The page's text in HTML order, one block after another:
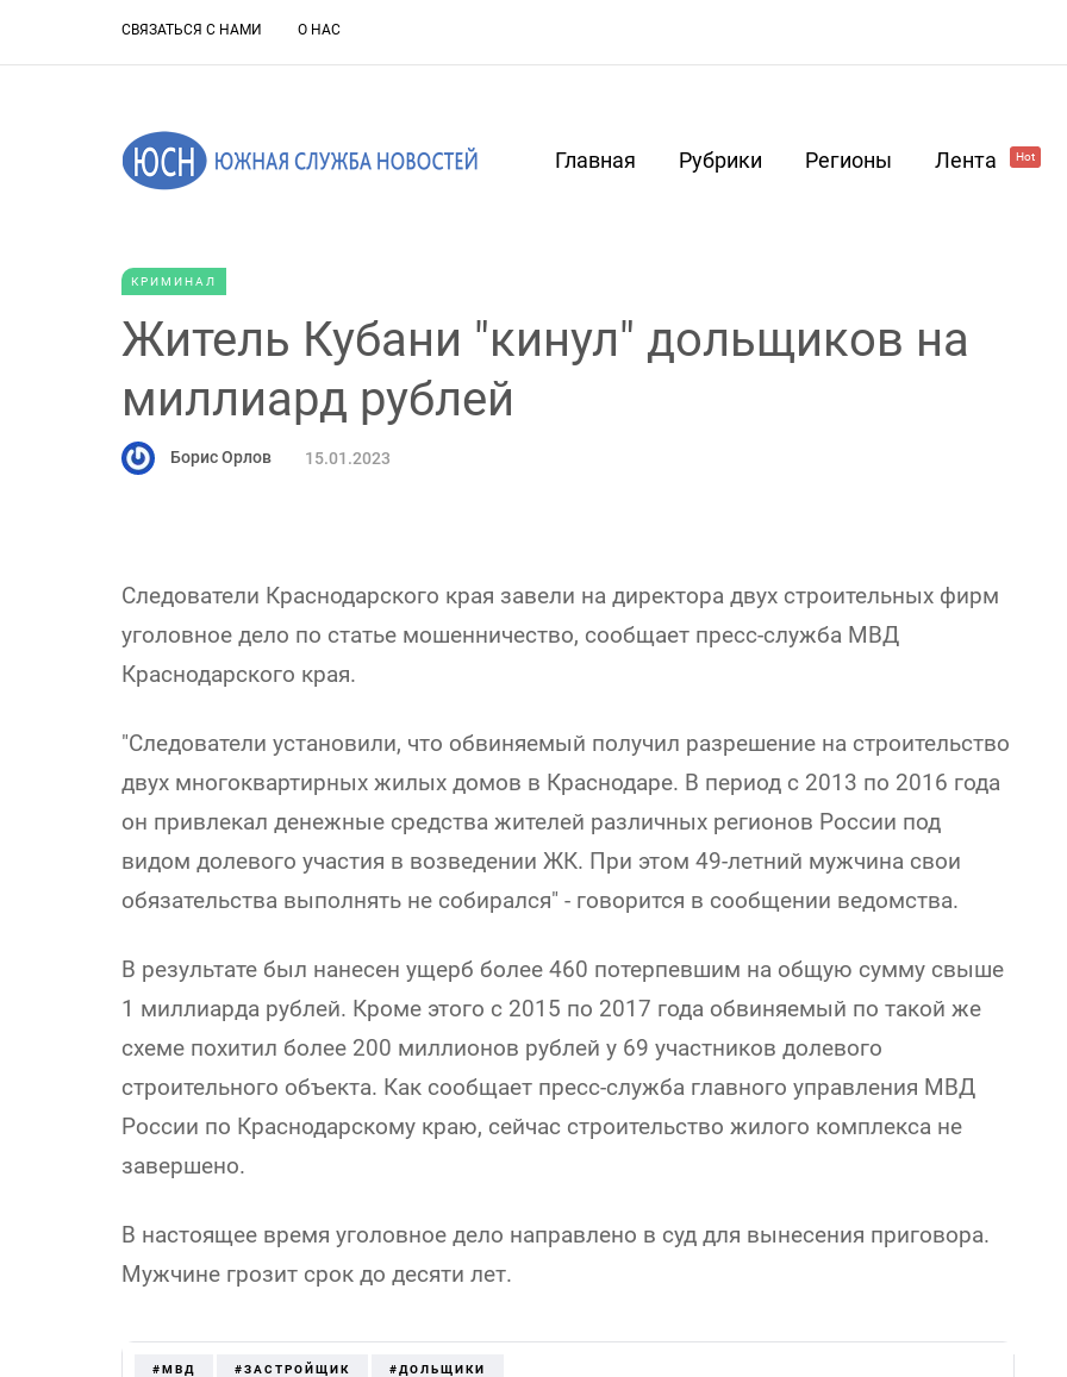
СВЯЗАТЬСЯ С НАМИ О НАС
Главная Рубрики Регионы Лента Hot
КРИМИНАЛ
Житель Кубани "кинул" дольщиков на
миллиард рублей
Борис Орлов 15.01.2023
Следователи Краснодарского края завели на директора двух строительных фирм
уголовное дело по статье мошенничество, сообщает пресс-служба МВД
Краснодарского края.
"Следователи установили, что обвиняемый получил разрешение на строительство
двух многоквартирных жилых домов в Краснодаре. В период с 2013 по 2016 года
он привлекал денежные средства жителей различных регионов России под
видом долевого участия в возведении ЖК. При этом 49-летний мужчина свои
обязательства выполнять не собирался" - говорится в сообщении ведомства.
В результате был нанесен ущерб более 460 потерпевшим на общую сумму свыше
1 миллиарда рублей. Кроме этого с 2015 по 2017 года обвиняемый по такой же
схеме похитил более 200 миллионов рублей у 69 участников долевого
строительного объекта. Как сообщает пресс-служба главного управления МВД
России по Краснодарскому краю, сейчас строительство жилого комплекса не
завершено.
В настоящее время уголовное дело направлено в суд для вынесения приговора.
Мужчине грозит срок до десяти лет.
#МВД #ЗАСТРОЙЩИК #ДОЛЬЩИКИ